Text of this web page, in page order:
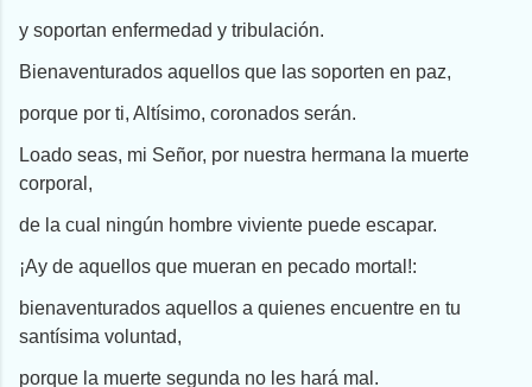
y soportan enfermedad y tribulación.
Bienaventurados aquellos que las soporten en paz,
porque por ti, Altísimo, coronados serán.
Loado seas, mi Señor, por nuestra hermana la muerte
corporal,
de la cual ningún hombre viviente puede escapar.
¡Ay de aquellos que mueran en pecado mortal!:
bienaventurados aquellos a quienes encuentre en tu
santísima voluntad,
porque la muerte segunda no les hará mal.